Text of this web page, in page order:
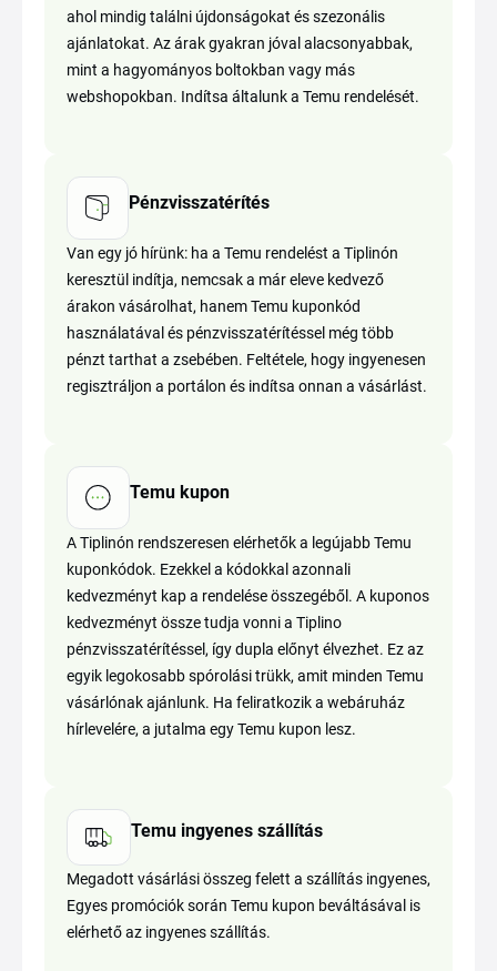
ahol mindig találni újdonságokat és szezonális
ajánlatokat. Az árak gyakran jóval alacsonyabbak,
mint a hagyományos boltokban vagy más
webshopokban. Indítsa általunk a Temu rendelését.
Pénzvisszatérítés
Van egy jó hírünk: ha a Temu rendelést a Tiplinón
keresztül indítja, nemcsak a már eleve kedvező
árakon vásárolhat, hanem Temu kuponkód
használatával és pénzvisszatérítéssel még több
pénzt tarthat a zsebében. Feltétele, hogy ingyenesen
regisztráljon a portálon és indítsa onnan a vásárlást.
Temu kupon
A Tiplinón rendszeresen elérhetők a legújabb Temu
kuponkódok. Ezekkel a kódokkal azonnali
kedvezményt kap a rendelése összegéből. A kuponos
kedvezményt össze tudja vonni a Tiplino
pénzvisszatérítéssel, így dupla előnyt élvezhet. Ez az
egyik legokosabb spórolási trükk, amit minden Temu
vásárlónak ajánlunk. Ha feliratkozik a webáruház
hírlevelére, a jutalma egy Temu kupon lesz.
Temu ingyenes szállítás
Megadott vásárlási összeg felett a szállítás ingyenes,
Egyes promóciók során Temu kupon beváltásával is
elérhető az ingyenes szállítás.